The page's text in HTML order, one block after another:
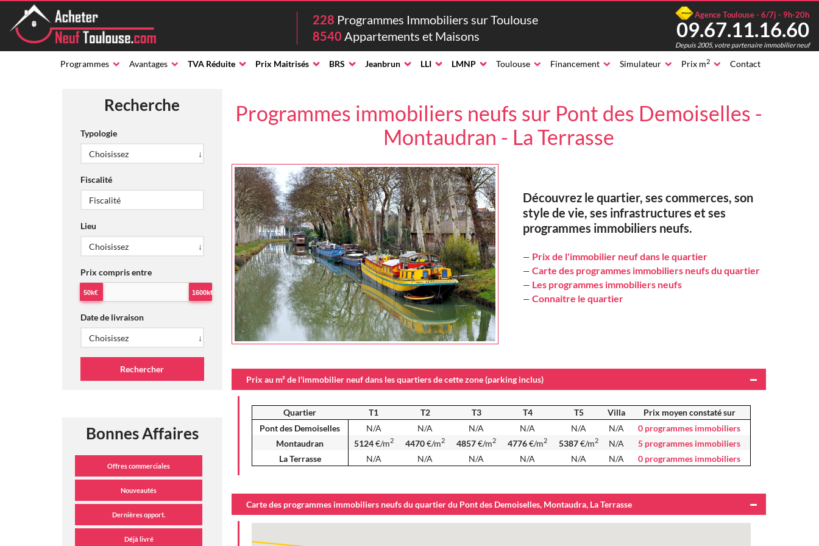
228 Programmes Immobiliers sur Toulouse
8540 Appartements et Maisons
Agence Toulouse - 6/7j - 9h-20h
09.67.11.16.60
Depuis 2005, votre partenaire immobilier neuf
Programmes Avantages TVA Réduite Prix Maitrisés BRS Jeanbrun LLI LMNP Toulouse Financement Simulateur Prix m2 Contact
Recherche
Typologie
Fiscalité
Lieu
Prix compris entre
50k€ 1600k€
Date de livraison
Bonnes Affaires
Programmes immobiliers neufs sur Pont des Demoiselles -
Montaudran - La Terrasse
Découvrez le quartier, ses commerces, son
style de vie, ses infrastructures et ses
programmes immobiliers neufs.
— Prix de l'immobilier neuf dans le quartier
—Carte des programmes immobiliers neufs du quartier
— Les programmes immobiliers neufs
—Connaitre le quartier
Prix au m² de l'immobilier neuf dans les quartiers de cette zone (parking inclus)
Quartier T1 T2 T3 T4 T5 Villa
Prix moyen constaté sur
Pont des Demoiselles
N/A N/A N/A N/A N/A N/A
0 programmes immobiliers
Montaudran
5124€/m2 4470€/m2 4857€/m2 4776€/m2 5387€/m2 N/A
5 programmes immobiliers
La Terrasse
N/A N/A N/A N/A N/A N/A 0 programmes immobiliers
Carte des programmes immobiliers neufs du quartier du Pont des Demoiselles, Montaudra, La Terrasse